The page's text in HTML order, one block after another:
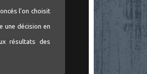
l'on choisit
une décision en
résultats des